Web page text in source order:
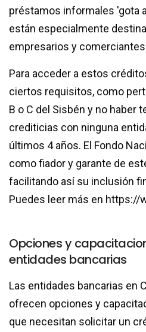
préstamos informales 'gota
están especialmente
empresarios y
Para acceder a estos
ciertos requisitos, como
B o C del Sisbén y no haber
crediticias con ninguna
últimos 4 años. El Fondo
como fiador y garante de
facilitando así su inclusión
Puedes leer más en https://
Opciones y
entidades bancarias
Las entidades bancarias en
ofrecen opciones y
que necesitan solicitar un